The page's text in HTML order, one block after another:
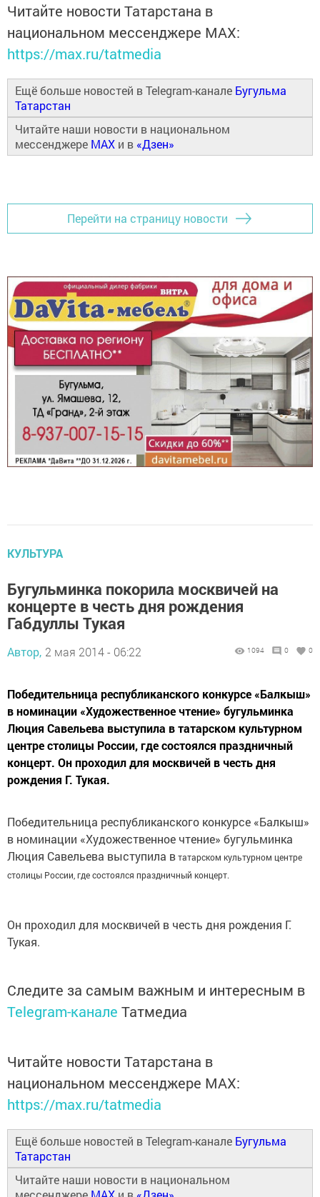
Читайте новости Татарстана в
национальном мессенджере MАХ:
https://max.ru/tatmedia
Ещё больше новостей в Telegram-канале Бугульма
Татарстан
Читайте наши новости в национальном
мессенджере MAX и в «Дзен»
Перейти на страницу новости
КУЛЬТУРА
Бугульминка покорила москвичей на
концерте в честь дня рождения
Габдуллы Тукая
Автор, 2 мая 2014 - 06:22 1094 0 0
Победительница республиканского конкурсе «Балкыш»
в номинации «Художественное чтение» бугульминка
Люция Савельева выступила в татарском культурном
центре столицы России, где состоялся праздничный
концерт. Он проходил для москвичей в честь дня
рождения Г. Тукая.
Победительница республиканского конкурсе «Балкыш»
в номинации «Художественное чтение» бугульминка
Люция Савельева выступила втатарском культурном центре
столицы России, где состоялся праздничный концерт.
Он проходил для москвичей в честь дня рождения Г.
Тукая.
Следите за самым важным и интересным в
Telegram-канале Татмедиа
Читайте новости Татарстана в
национальном мессенджере MАХ:
https://max.ru/tatmedia
Ещё больше новостей в Telegram-канале Бугульма
Татарстан
Читайте наши новости в национальном